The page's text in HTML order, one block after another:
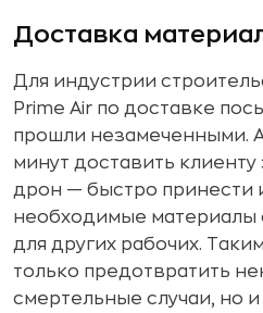
Доставка
Для индустрии
Prime Air по доставке
прошли незамеченными.
минут доставить
дрон — быстро принести
необходимые материалы
для других рабочих.
только предотвратить
смертельные случаи, но и